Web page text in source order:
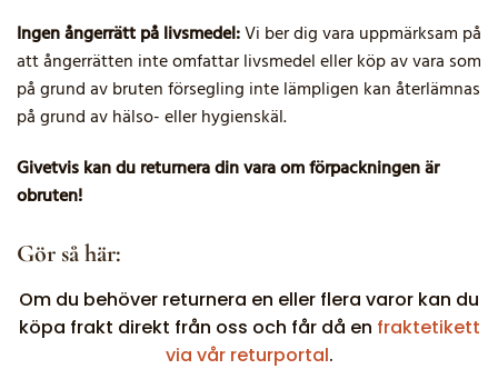
Ingen ångerrätt på livsmedel:Vi ber dig vara uppmärksam på
att ångerrätten inte omfattar livsmedel eller köp av vara som
på grund av bruten försegling inte lämpligen kan återlämnas
på grund av hälso- eller hygienskäl.
Givetvis kan du returnera din vara om förpackningen är
obruten!
Gör så här:
Om du behöver returnera en eller flera varor kan du
köpa frakt direkt från oss och får då en fraktetikett
via vår returportal.